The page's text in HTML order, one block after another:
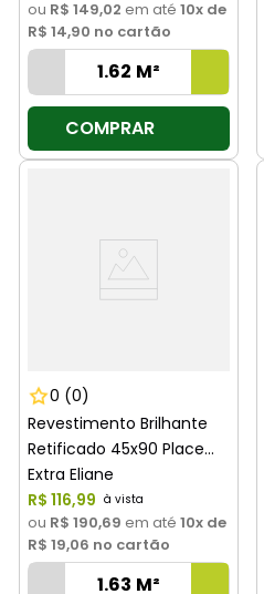
ou R$ 149,02 em até 10x de
R$ 14,90 no cartão
COMPRAR
0 (0)
Revestimento Brilhante
Retificado 45x90 Place
Extra Eliane
R$ 116,99
ou R$ 190,69 em até 10x de
R$ 19,06 no cartão